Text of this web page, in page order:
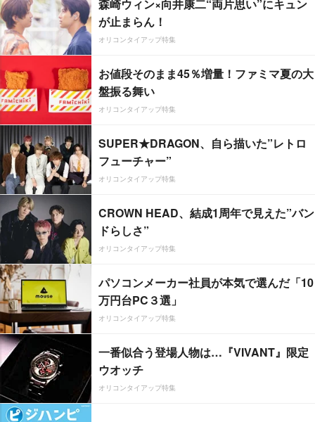
森崎ウィン×向井康二“両片思い”にキュン
が止まらん！
オリコンタイアップ特集
お値段そのまま45％増量！ファミマ夏の大
盤振る舞い
オリコンタイアップ特集
SUPER★DRAGON、自ら描いた”レトロ
フューチャー”
オリコンタイアップ特集
CROWN HEAD、結成1周年で見えた”バン
ドらしさ”
オリコンタイアップ特集
パソコンメーカー社員が本気で選んだ「10
万円台PC３選」
オリコンタイアップ特集
一番似合う登場人物は…『VIVANT』限定
ウオッチ
オリコンタイアップ特集